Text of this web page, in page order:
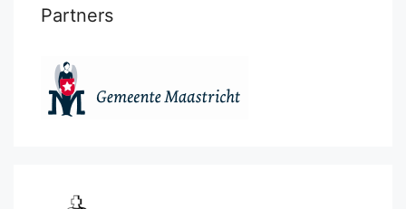
Partners